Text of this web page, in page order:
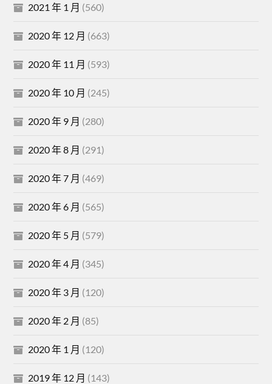
2021 年 1 月 (560)
2020 年 12 月 (663)
2020 年 11 月 (593)
2020 年 10 月 (245)
2020 年 9 月 (280)
2020 年 8 月 (291)
2020 年 7 月 (469)
2020 年 6 月 (565)
2020 年 5 月 (579)
2020 年 4 月 (345)
2020 年 3 月 (120)
2020 年 2 月 (85)
2020 年 1 月 (120)
2019 年 12 月 (143)